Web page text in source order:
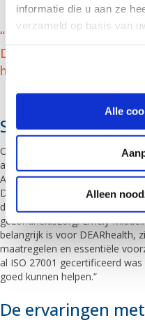
informatie die u aan ze
verzameld op basis van
Alle
Alleen
“KNS Automatisering is
DEARhealth,
het zijn onze IT-
Security en
Op het gebied van
aan organisaties die actief zijn
Automatisering als
Daarnaast moet DEARhealth
die is toegespitst op
gezondheidszorg. Emely
belangrijk is voor DEARhealth,
maatregelen en essentiële
al ISO 27001 gecertificeerd
goed kunnen helpen.”
De ervaringen